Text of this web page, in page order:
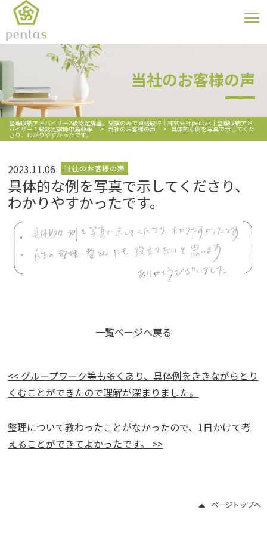
当社のお客様の声
整理収納アドバイザー2級認定講座。受講のみで資格取得｜株式会社pentas｜整理収納アド
バイザー１級認定講師中島亜季 > 当社のお客様の声 > 具体的な例を写真で示してくだ
さり、わかりやすかったです。
2023.11.06 当社のお客様の声
具体的な例を写真で示してくださり、
わかりやすかったです。
一覧ページへ戻る
<< グループワーク等も多くあり、具体例をききながらとり
くむことができたので理解が深まりました。
整理について教わったことがなかったので、1日かけて考
えることができてよかったです。 >>
ページトップヘ